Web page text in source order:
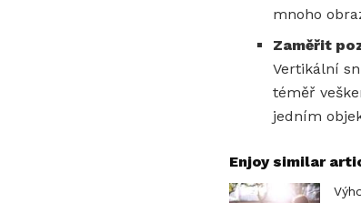
mnoho
Zaměřit
Vertikální
téměř
jedním
Enjoy similar